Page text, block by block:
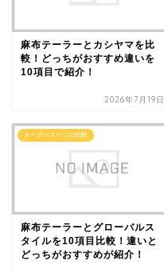
麻布テーラーとカシヤマを比
較！どっちがおすすめ違いを
10項目で紹介！
2026年7月19日
オーダースーツの比較
麻布テーラーとグローバルス
タイルを10項目比較！違いと
どっちがおすすめが紹介！